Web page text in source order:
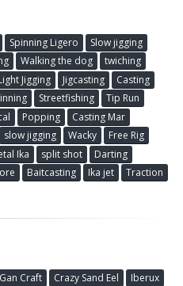
Spinning Ligero
Slow jigging
Walking the dog
twiching
Jigging Jigcasting
Casting
Streetfishing
Tip Run
Popping
Casting Mar
slow jigging Wacky
Free Rig
Ika split shot
Darting
Baitcasting Ika jet
Traction
Gan Craft Crazy Sand Eel
Iberux